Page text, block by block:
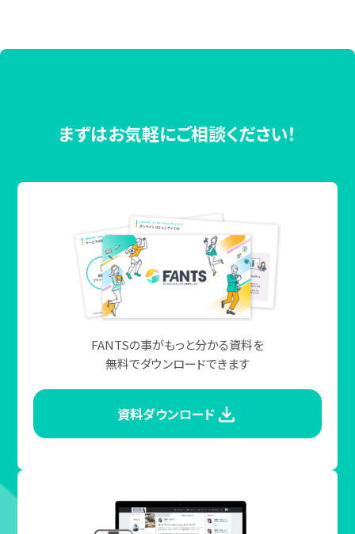
まずはお気軽にご相談ください！
FANTSの事がもっと分かる資料を
無料でダウンロードできます
資料ダウンロード